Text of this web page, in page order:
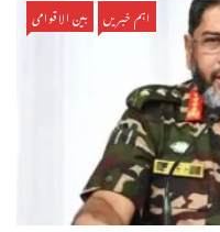
اہم خبریں بین الاقوامی